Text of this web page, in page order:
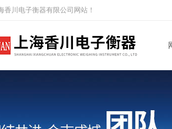
香川电子衡器有限公司网站！